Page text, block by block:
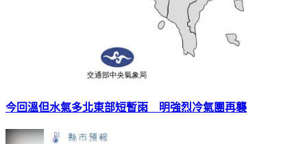
今回溫但水氣多北東部短暫雨 明強烈冷氣團再襲